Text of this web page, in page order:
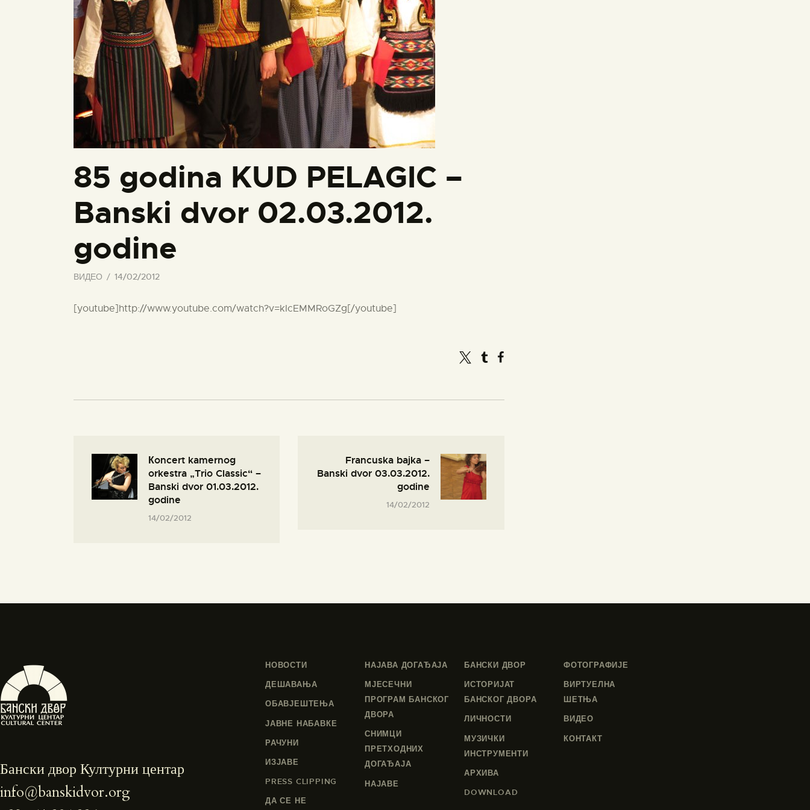
85 godina KUD PELAGIC –
Banski dvor 02.03.2012.
godine
ВИДЕО 14/02/2012
[youtube]http://www.youtube.com/watch?v=kIcEMMRoGZg[/youtube]
Кoncert kamernog
orkestra „Trio Classic“ –
Banski dvor 01.03.2012.
godine
14/02/2012
Francuska bajka –
Banski dvor 03.03.2012.
godine
14/02/2012
Бански двор Културни центар
info@banskidvor.org
НОВОСТИ
ДЕШАВАЊА
ОБАВЈЕШТЕЊА
ЈАВНЕ НАБАВКЕ
РАЧУНИ
ИЗЈАВЕ
PRESS CLIPPING
ДА СЕ НЕ
НАЈАВА ДОГАЂАЈА
МЈЕСЕЧНИ
ПРОГРАМ БАНСКОГ
ДВОРА
СНИМЦИ
ПРЕТХОДНИХ
ДОГАЂАЈА
НАЈАВЕ
БАНСКИ ДВОР
ИСТОРИЈАТ
БАНСКОГ ДВОРА
ЛИЧНОСТИ
МУЗИЧКИ
ИНСТРУМЕНТИ
АРХИВА
DOWNLOAD
ФОТОГРАФИЈЕ
ВИРТУЕЛНА
ШЕТЊА
ВИДЕО
КОНТАКТ